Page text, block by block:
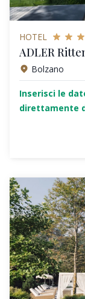
HOTEL
ADLER
Bolzano
Inserisci le
direttamente